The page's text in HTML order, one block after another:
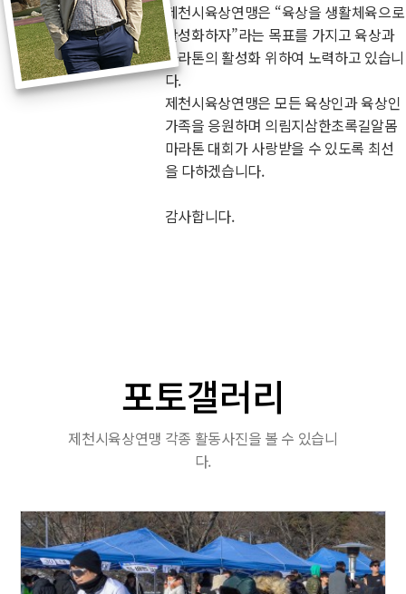
제천시육상연맹은 육상을 생활체육으로
활성화하자 라는 목표를 가지고 육상과
마라톤의 활성화 위하여 노력하고 있습니
다.
제천시육상연맹은 모든 육상인과 육상인
가족을 응원하며 의림지삼한초록길알몸
마라톤 대회가 사랑받을 수 있도록 최선
을 다하겠습니다.
감사합니다.
포토갤러리
제천시육상연맹 각종 활동사진을 볼 수 있습니
다.